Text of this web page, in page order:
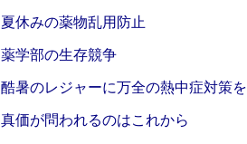
夏休みの薬物乱用防止
薬学部の生存競争
酷暑のレジャーに万全の熱中症対策を
真価が問われるのはこれから